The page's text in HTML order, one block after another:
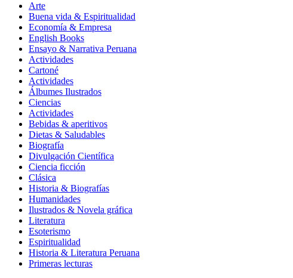
Arte
Buena vida & Espiritualidad
Economía & Empresa
English Books
Ensayo & Narrativa Peruana
Actividades
Cartoné
Actividades
Álbumes Ilustrados
Ciencias
Actividades
Bebidas & aperitivos
Dietas & Saludables
Biografía
Divulgación Científica
Ciencia ficción
Clásica
Historia & Biografías
Humanidades
Ilustrados & Novela gráfica
Literatura
Esoterismo
Espiritualidad
Historia & Literatura Peruana
Primeras lecturas